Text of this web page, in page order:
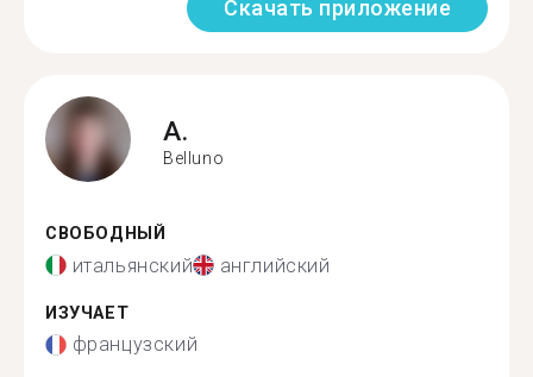
Скачать приложение
A.
Belluno
СВОБОДНЫЙ
итальянский английский
ИЗУЧАЕТ
французский